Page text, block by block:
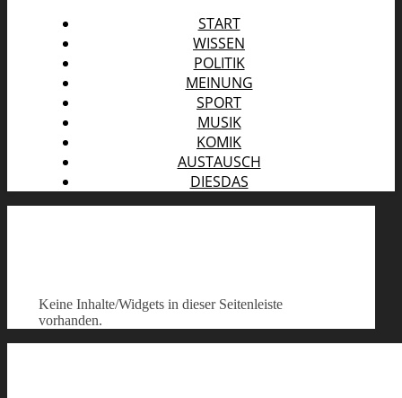
START
WISSEN
POLITIK
MEINUNG
SPORT
MUSIK
KOMIK
AUSTAUSCH
DIESDAS
Keine Inhalte/Widgets in dieser Seitenleiste
vorhanden.